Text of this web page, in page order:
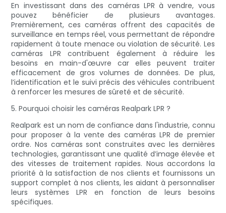
En investissant dans des caméras LPR à vendre, vous
pouvez bénéficier de plusieurs avantages.
Premièrement, ces caméras offrent des capacités de
surveillance en temps réel, vous permettant de répondre
rapidement à toute menace ou violation de sécurité. Les
caméras LPR contribuent également à réduire les
besoins en main-d'œuvre car elles peuvent traiter
efficacement de gros volumes de données. De plus,
l’identification et le suivi précis des véhicules contribuent
à renforcer les mesures de sûreté et de sécurité.
5. Pourquoi choisir les caméras Realpark LPR ?
Realpark est un nom de confiance dans l'industrie, connu
pour proposer à la vente des caméras LPR de premier
ordre. Nos caméras sont construites avec les dernières
technologies, garantissant une qualité d’image élevée et
des vitesses de traitement rapides. Nous accordons la
priorité à la satisfaction de nos clients et fournissons un
support complet à nos clients, les aidant à personnaliser
leurs systèmes LPR en fonction de leurs besoins
spécifiques.